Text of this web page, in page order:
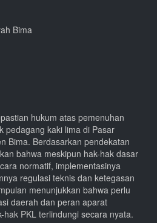
Bima
hukum atas pemenuhan
pedagang kaki lima di Pasar
Bima. Berdasarkan pendekatan
bahwa meskipun hak-hak dasar
normatif, implementasinya
regulasi teknis dan ketegasan
menunjukkan bahwa perlu
daerah dan peran aparat
PKL terlindungi secara nyata.